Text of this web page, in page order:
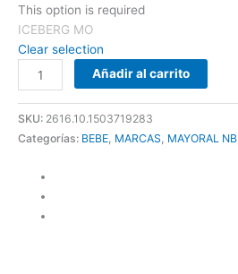
This option is required
ICEBERG MO
Clear selection
Añadir al carrito
SKU: 2616.10.1503719283
Categorías: BEBE MARCAS MAYORAL NB